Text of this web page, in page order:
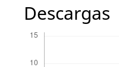
Descargas